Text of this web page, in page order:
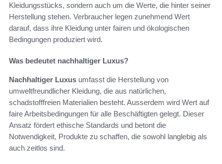
Kleidungsstücks, sondern auch um die Werte, die hinter seiner
Herstellung stehen. Verbraucher legen zunehmend Wert
darauf, dass ihre Kleidung unter fairen und ökologischen
Bedingungen produziert wird.
Was bedeutet nachhaltiger Luxus?
Nachhaltiger Luxus umfasst die Herstellung von
umweltfreundlicher Kleidung, die aus natürlichen,
schadstofffreien Materialien besteht. Ausserdem wird Wert auf
faire Arbeitsbedingungen für alle Beschäftigten gelegt. Dieser
Ansatz fördert ethische Standards und betont die
Notwendigkeit, Produkte zu schaffen, die sowohl langlebig als
auch zeitlos sind.